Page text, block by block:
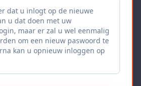
Kwartier
Ieper, BE
dat u inlogt op de nieuwe
u dat doen met uw
maar er zal u wel eenmalig
om een nieuw paswoord te
kan u opnieuw inloggen op